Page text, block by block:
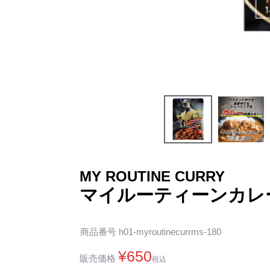
MY ROUTINE CURRY
マイルーティーンカレ
商品番号 h01-myroutinecurrms-180
販売価格 ¥650税込